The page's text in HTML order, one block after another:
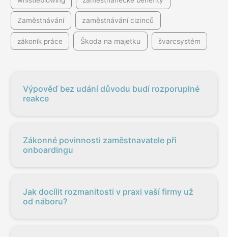
Zaměstnávání zaměstnávání cizinců
zákoník práce Škoda na majetku švarcsystém
Výpověď bez udání důvodu budí rozporuplné
reakce
Zákonné povinnosti zaměstnavatele při
onboardingu
Jak docílit rozmanitosti v praxi vaší firmy už
od náboru?